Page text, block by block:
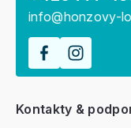
Kontakty &
info@honzovy-